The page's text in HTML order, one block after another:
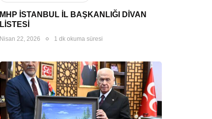
MHP İSTANBUL İL BAŞKANLIĞI DİVAN
LİSTESİ
Nisan 22, 2026 1 dk okuma süresi